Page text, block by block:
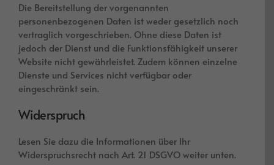
Die Bereitstellung der vorgenannten
personenbezogenen Daten ist weder gesetzlich noch
vertraglich vorgeschrieben. Ohne diese Daten ist
jedoch der Dienst und die Funktionsfähigkeit unserer
Website nicht gewährleistet. Zudem können einzelne
Dienste und Services nicht verfügbar oder
eingeschränkt sein.
Widerspruch
Lesen Sie dazu die Informationen über Ihr
Widerspruchsrecht nach Art. 21 DSGVO weiter unten.